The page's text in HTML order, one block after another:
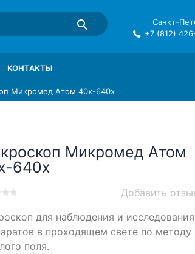
Санкт-
+7 (812)
КОНТАКТЫ
Микромед Атом 40x-640x
Микромед Атом
640x
Добавить
для наблюдения и исследования
в проходящем свете по методу
поля.